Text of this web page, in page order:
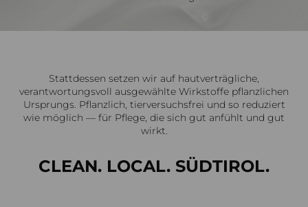
Stattdessen setzen wir auf hautverträgliche,
verantwortungsvoll ausgewählte Wirkstoffe pflanzlichen
Ursprungs. Pflanzlich, tierversuchsfrei und so reduziert
wie möglich — für Pflege, die sich gut anfühlt und gut
wirkt.
CLEAN. LOCAL. SÜDTIROL.